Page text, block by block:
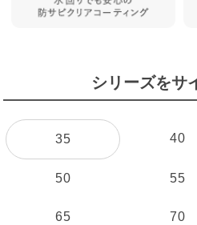
シリーズをサ
35 40
50 55
65 70